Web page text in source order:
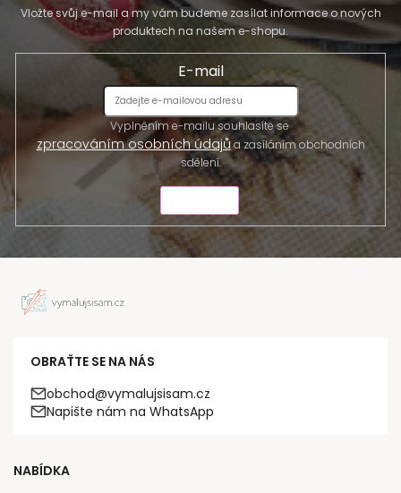
Vložte svůj e-mail a my vám budeme zasílat informace o nových
produktech na našem e-shopu.
E-mail
Vyplněním e-mailu souhlasíte se
zpracováním osobních údajůa zasíláním obchodních
sdělení.
OBRAŤTE SE NA NÁS
obchod@vymalujsisam.cz
Napište nám na WhatsApp
NABÍDKA